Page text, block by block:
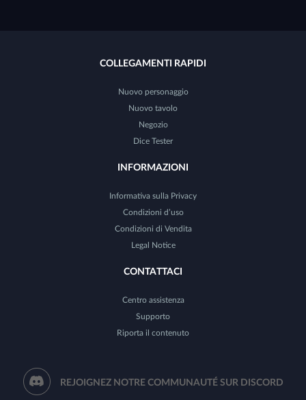
COLLEGAMENTI RAPIDI
Nuovo personaggio
Nuovo tavolo
Negozio
Dice Tester
INFORMAZIONI
Informativa sulla Privacy
Condizioni d’uso
Condizioni di Vendita
Legal Notice
CONTATTACI
Centro assistenza
Supporto
Riporta il contenuto
REJOIGNEZ NOTRE COMMUNAUTÉ SUR DISCORD